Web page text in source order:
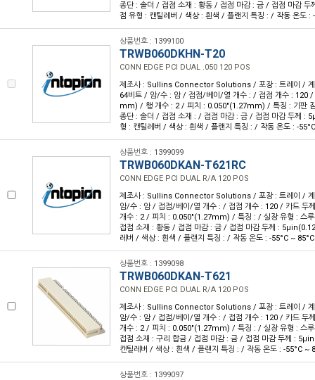
종단 : 솔더 / 접점 소재 : 황동 / 접점 마감 : 금 / 접점 마감
점 유형 : 캔틸레버 / 색상 : 흰색 / 플랜지 특징 : / 작동 온도 :
상품번호 : 1399100
TRWB060DKHN-T20
CONN EDGE PCI DUAL .050 120 POS
제조사 : Sullins Connector Solutions / 포장 : 트레이 / 계
64비트 / 암/수 : 암 / 접점/베이/열 개수 : / 접점 개수 : 120
mm) / 행 개수 : 2 / 피치 : 0.050"(1.27mm) / 특징 : 기판
종단 : 솔더 / 접점 소재 : / 접점 마감 : 금 / 접점 마감 두께 :
형 : 캔틸레버 / 색상 : 흰색 / 플랜지 특징 : / 작동 온도 : -
상품번호 : 1399099
TRWB060DKAN-T621RC
CONN EDGE PCI DUAL R/A 120 POS
제조사 : Sullins Connector Solutions / 포장 : 트레이 /
암/수 : 암 / 접점/베이/열 개수 : / 접점 개수 : 120 / 카드
개수 : 2 / 피치 : 0.050"(1.27mm) / 특징 : / 실장 유형 : 스
접점 소재 : 황동 / 접점 마감 : 금 / 접점 마감 두께 :
레버 / 색상 : 흰색 / 플랜지 특징 : / 작동 온도 : -55°C ~ 85°C
상품번호 : 1399098
TRWB060DKAN-T621
CONN EDGE PCI DUAL R/A 120 POS
제조사 : Sullins Connector Solutions / 포장 : 트레이 /
암/수 : 암 / 접점/베이/열 개수 : / 접점 개수 : 120 / 카드
개수 : 2 / 피치 : 0.050"(1.27mm) / 특징 : / 실장 유형 : 스
접점 소재 : 구리 합금 / 접점 마감 : 금 / 접점 마감 두께 :
캔틸레버 / 색상 : 흰색 / 플랜지 특징 : / 작동 온도 : -55°C ~
상품번호 : 1399097